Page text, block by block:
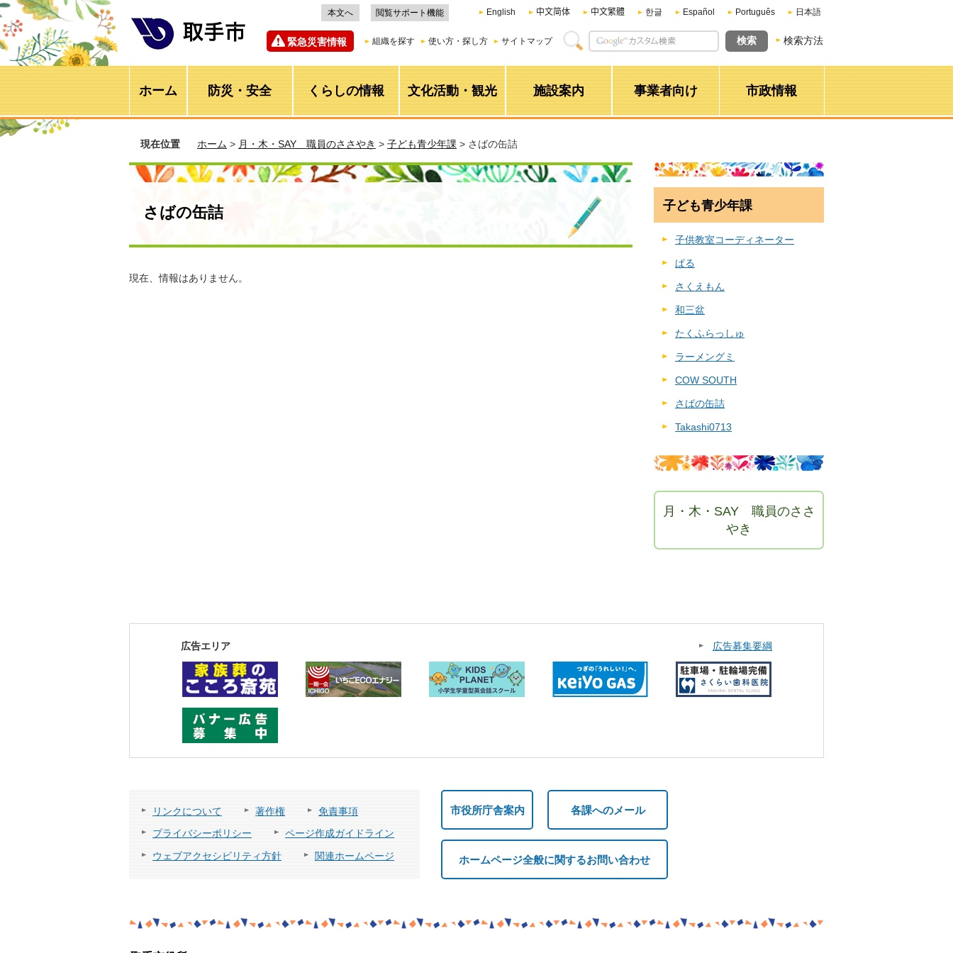
本文へ 閲覧サポート機能 English 中文简体 中文繁體 한글 Español Português 日本語
緊急災害情報 組織を探す 使い方・探し方 サイトマップ 検索方法
ホーム 防災・安全 くらしの情報 文化活動・観光 施設案内 事業者向け 市政情報
現在位置 ホーム > 月・木・SAY 職員のささやき > 子ども青少年課 > さばの缶詰
さばの缶詰
現在、情報はありません。
子ども青少年課
子供教室コーディネーター
ぱる
さくえもん
和三盆
たくふらっしゅ
ラーメングミ
COW SOUTH
さばの缶詰
Takashi0713
月・木・SAY 職員のささ
やき
広告エリア 広告募集要綱
リンクについて 著作権
免責事項
プライバシーポリシー
ページ作成ガイドライン
ウェブアクセシビリティ方針
関連ホームページ
市役所庁舎案内 各課へのメール
ホームページ全般に関するお問い合わせ